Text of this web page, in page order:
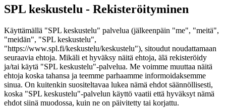
SPL keskustelu - Rekisteröityminen
Käyttämällä "SPL keskustelu" palvelua (jälkeenpäin "me", "meitä",
"meidän", "SPL keskustelu",
"https://www.spl.fi/keskustelu/keskustelu"), sitoudut noudattamaan
seuraavia ehtoja. Mikäli et hyväksy näitä ehtoja, älä rekisteröidy
ja/tai käytä "SPL keskustelu"-palvelua. Me voimme muuttaa näitä
ehtoja koska tahansa ja teemme parhaamme informoidaksemme
sinua. On kuitenkin suositeltavaa lukea nämä ehdot säännöllisesti,
koska "SPL keskustelu"-palvelun käyttö vaatii että hyväksyt nämä
ehdot siinä muodossa, kuin ne on päivitetty tai korjattu.